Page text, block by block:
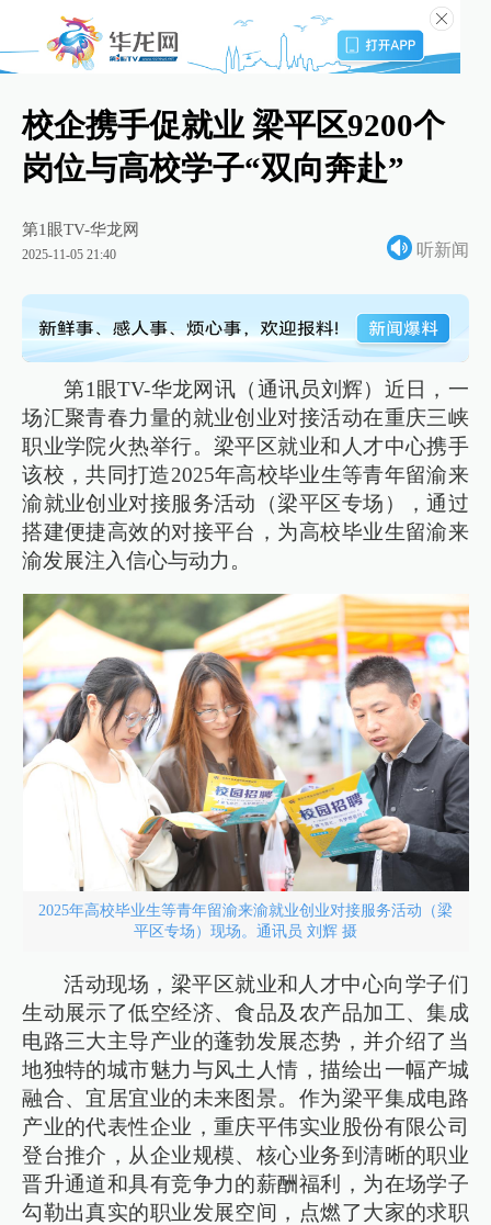
校企携手促就业 梁平区9200个
岗位与高校学子“双向奔赴”
第1眼TV-华龙网
2025-11-05 21:40 听新闻
第1眼TV-华龙网讯（通讯员刘辉）近日，一
场汇聚青春力量的就业创业对接活动在重庆三峡
职业学院火热举行。梁平区就业和人才中心携手
该校，共同打造2025年高校毕业生等青年留渝来
渝就业创业对接服务活动（梁平区专场），通过
搭建便捷高效的对接平台，为高校毕业生留渝来
渝发展注入信心与动力。
2025年高校毕业生等青年留渝来渝就业创业对接服务活动（梁
平区专场）现场。通讯员 刘辉 摄
活动现场，梁平区就业和人才中心向学子们
生动展示了低空经济、食品及农产品加工、集成
电路三大主导产业的蓬勃发展态势，并介绍了当
地独特的城市魅力与风土人情，描绘出一幅产城
融合、宜居宜业的未来图景。作为梁平集成电路
产业的代表性企业，重庆平伟实业股份有限公司
登台推介，从企业规模、核心业务到清晰的职业
晋升通道和具有竞争力的薪酬福利，为在场学子
勾勒出真实的职业发展空间，点燃了大家的求职